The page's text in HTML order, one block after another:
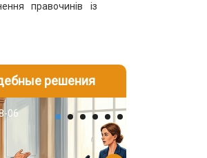
правочинів із
2026-08-05
2026-08-03
2026-08-06
решения
06